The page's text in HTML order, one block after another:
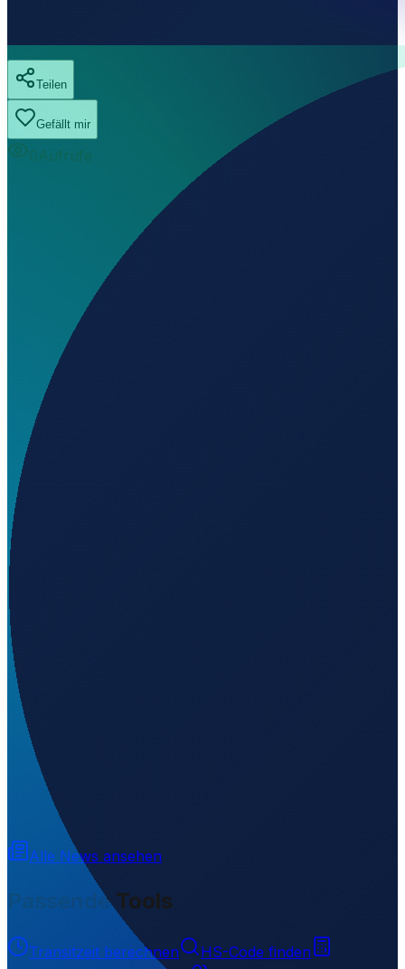
Teilen
Gefällt mir
0Aufrufe
Was ist der ICAO-Code von Erave Airport?
Auf welcher Höhe liegt Erave Airport?
Wird geladen...
-6.60646
m ü. NN
Alle News ansehen
Passende Tools
Transitzeit berechnen
HS-Code finden